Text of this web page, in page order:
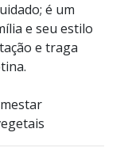
é um
e seu estilo
e traga